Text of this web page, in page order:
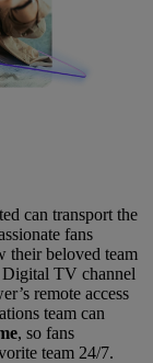
can transport the
fans
their beloved team
Digital TV channel
remote access
team can
, so fans
team 24/7.